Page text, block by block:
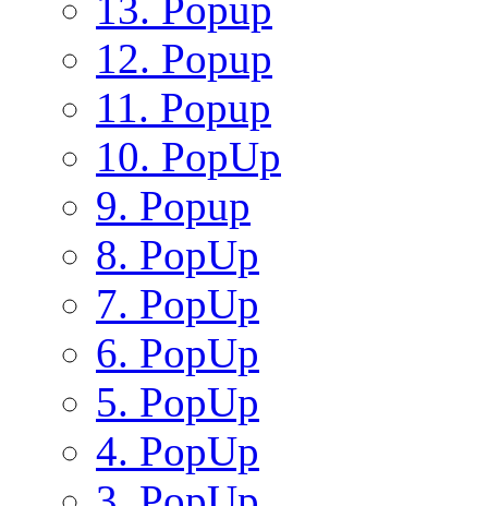
12. Popup
11. Popup
10. PopUp
9. Popup
8. PopUp
7. PopUp
6. PopUp
5. PopUp
4. PopUp